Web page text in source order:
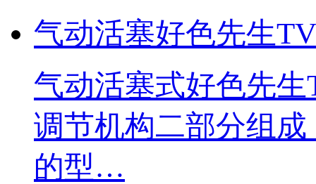
气动活塞好色先生
气动活塞式好色先
调节机构二部分组成
的型…